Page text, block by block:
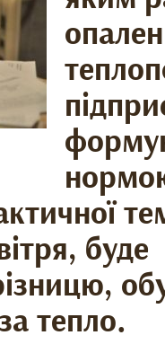
буде
тепло.